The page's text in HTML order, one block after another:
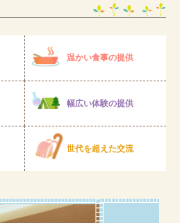
温かい食事の提供
幅広い体験の提供
世代を超えた交流